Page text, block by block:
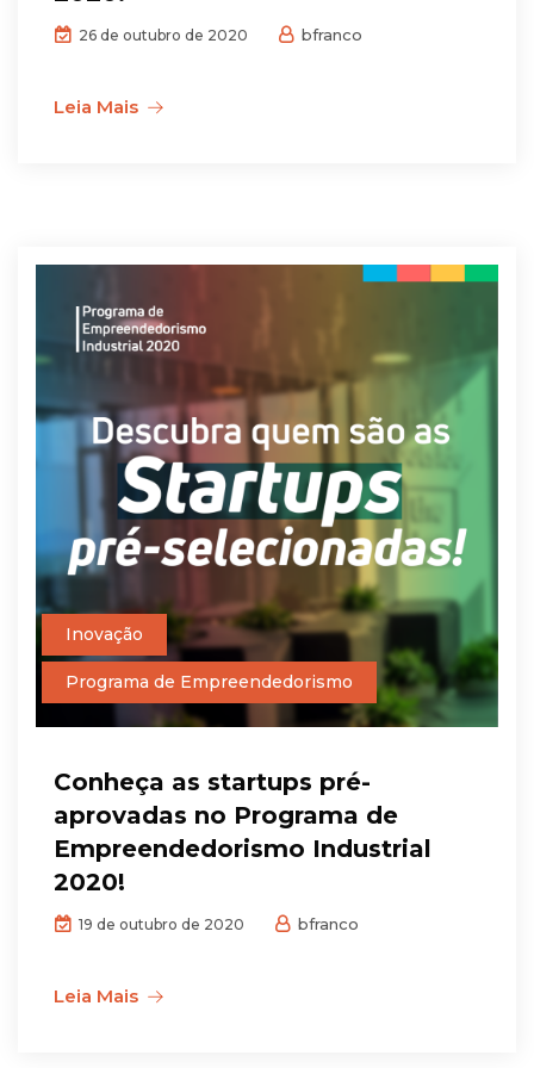
26 de outubro de 2020 bfranco
Leia Mais
Inovação
Programa de Empreendedorismo
Conheça as startups pré-
aprovadas no Programa de
Empreendedorismo Industrial
2020!
19 de outubro de 2020 bfranco
Leia Mais